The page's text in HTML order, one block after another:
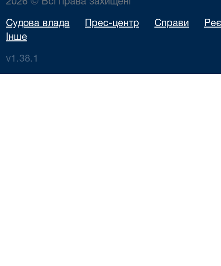
2026 © Всі права захищені
Судова влада Прес-центр Справи
Інше
v1.38.1